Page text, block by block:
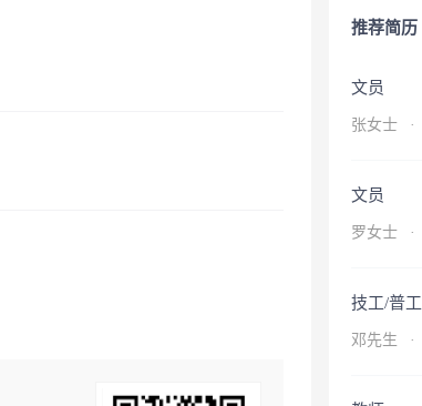
推荐简历
文员
张女士 ·
文员
罗女士 ·
技工/普工
邓先生 ·